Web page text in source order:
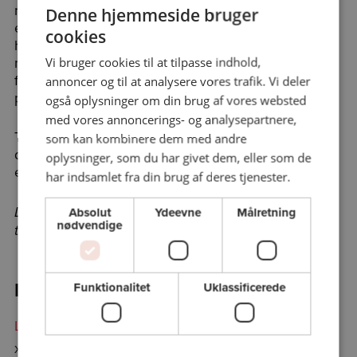
naturvidenskaberne, og vil også høre om den
engelske biolog Rupert Sheldrakes teorier om,
hvordan også tillærte egenskaber kan
nedarves. Kom med til fire spændende
forelæsninger, der bevæger sig i krydsfeltet mellem
psykologi, filosofi, videnskabsteori og fysik.
Til temaweekenden kan du som deltager forberede
dig ved at læse forelæserens nye bog 'Sjælens
eksistens' (2025).Se mere på www.sjaelsbeviset.dk.
Der er ikke inkluderet forplejning på holdet.Det er
tilladt at medbringe madpakke.
Program:
Lørdag 4/10/25 kl. 10.00 - kl. 14.00 : AFLYST
xxx GAMMEL Lokale 31.02, Universitetsparken 1,
Denne hjemmeside bruger
cookies
Vi bruger cookies til at tilpasse indhold,
annoncer og til at analysere vores trafik. Vi deler
også oplysninger om din brug af vores websted
med vores annoncerings- og analysepartnere,
som kan kombinere dem med andre
oplysninger, som du har givet dem, eller som de
har indsamlet fra din brug af deres tjenester.
Absolut
nødvendige
Ydeevne Målretning
Funktionalitet Uklassificerede